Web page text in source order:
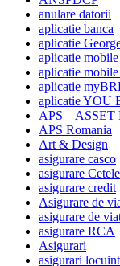
anulare datorii
aplicatie banca
aplicatie
aplicatie
aplicatie
aplicatie
aplicatie YOU
APS –
APS Romania
Art & Design
asigurare casco
asigurare
asigurare credit
Asigurare de
asigurare de
asigurare RCA
Asigurari
asigurari